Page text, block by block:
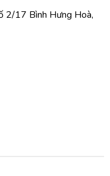
2/17 Bình Hưng Hoà,